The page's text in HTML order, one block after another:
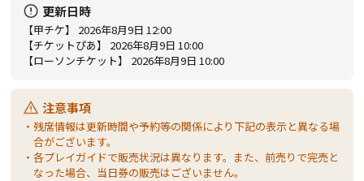
更新日時
【甲チケ】 2026年8月9日 12:00
【チケットぴあ】 2026年8月9日 10:00
【ローソンチケット】 2026年8月9日 10:00
注意事項
・残席情報は更新時間や予約等の関係により下記の表示と異なる場
合がございます。
・各プレイガイドで販売状況は異なります。また、前売りで完売と
なった場合、当日券の販売はございません。